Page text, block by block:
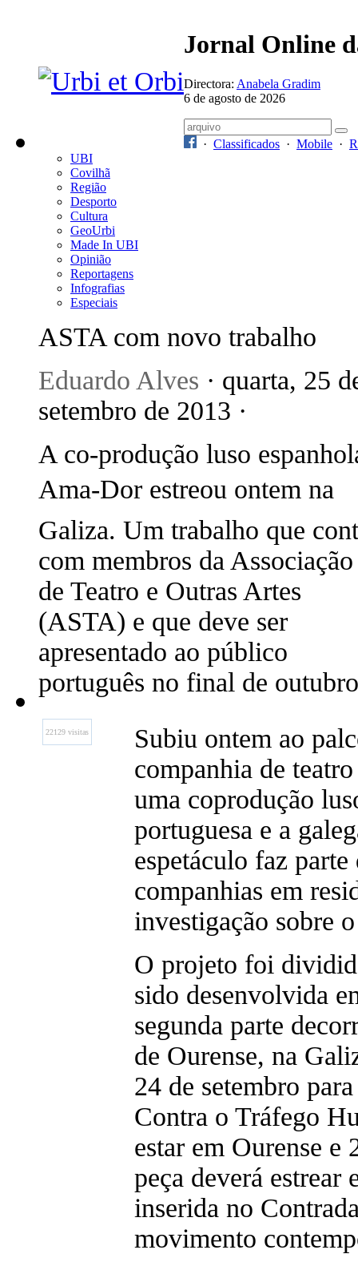
Jornal Online
Directora: Anabela Gradim
6 de agosto de 2026
· Classificados · Mobile ·
UBI
Covilhã
Região
Desporto
Cultura
GeoUrbi
Made In UBI
Opinião
Reportagens
Infografias
Especiais
ASTA com novo trabalho
Eduardo Alves · quarta, 25
setembro de 2013 ·
A co-produção luso
Ama-Dor estreou ontem na
Galiza. Um trabalho que
com membros da Associação
de Teatro e Outras Artes
(ASTA) e que deve ser
apresentado ao público
português no final de
22129 visitas
Subiu ontem ao
companhia de
uma coprodução
portuguesa e a
espetáculo faz
companhias em
investigação sobre
O projeto foi
sido desenvolvida
segunda parte
de Ourense, na
24 de setembro
Contra o Tráfego
estar em Ourense
peça deverá estrear
inserida no
movimento